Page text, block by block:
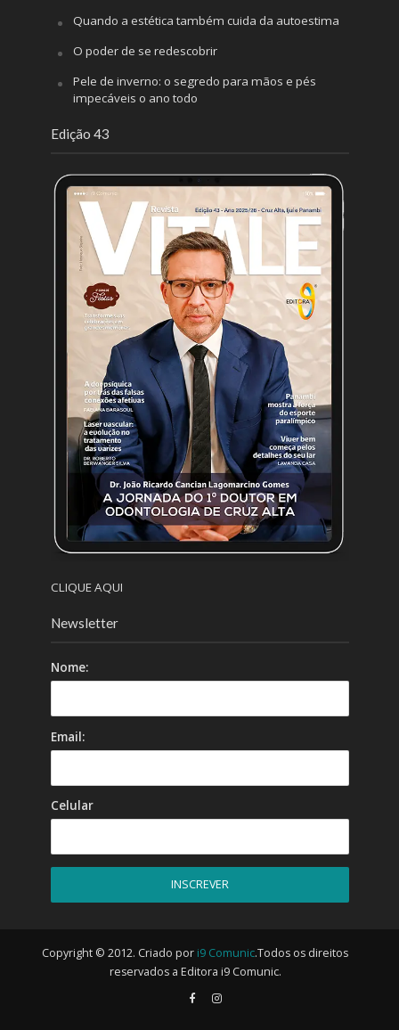
Quando a estética também cuida da autoestima
O poder de se redescobrir
Pele de inverno: o segredo para mãos e pés
impecáveis o ano todo
Edição 43
CLIQUE AQUI
Newsletter
Nome:
Email:
Celular
Copyright © 2012. Criado por i9 Comunic.Todos os direitos
reservados a Editora i9 Comunic.